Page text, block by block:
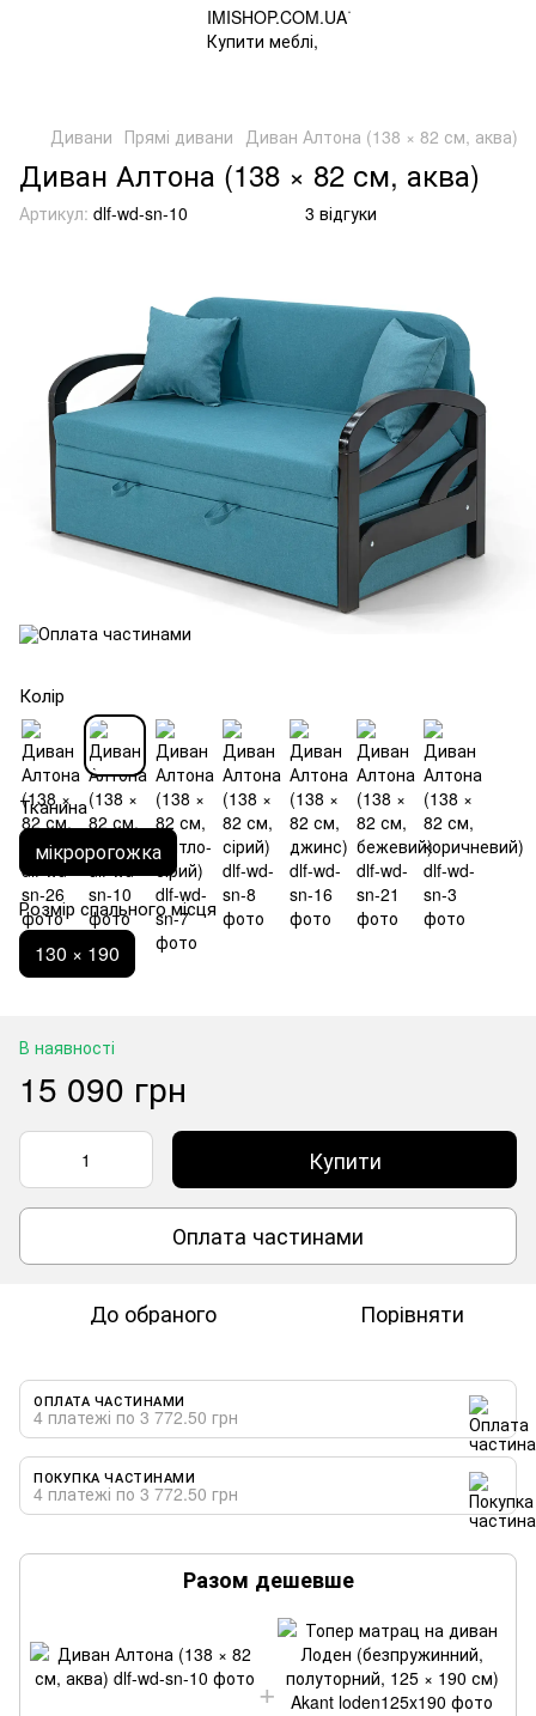
Дивани Прямі дивани Диван Алтона (138 × 82 см, аква)
Диван Алтона (138 × 82 см, аква)
Артикул: dlf-wd-sn-10 3 відгуки
Колір
Тканина
мікророгожка
Розмір спального місця
130 × 190
В наявності
15 090 грн
Купити
Оплата частинами
До обраного Порівняти
ОПЛАТА ЧАСТИНАМИ
4 платежі по 3 772.50 грн
ПОКУПКА ЧАСТИНАМИ
4 платежі по 3 772.50 грн
Разом дешевше